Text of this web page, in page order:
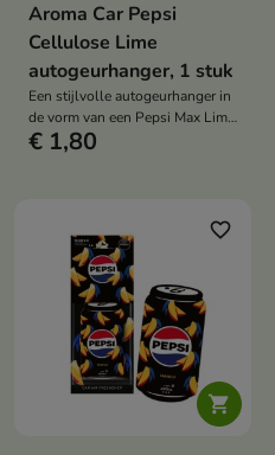
Aroma Car Pepsi
Cellulose Lime
autogeurhanger, 1 stuk
Een stijlvolle autogeurhanger in
de vorm van een Pepsi Max Lime
blikje
€ 1,80

favorite_border